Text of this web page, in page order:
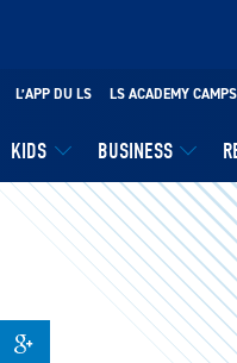
KIDS BUSINESS
L’APP DU LS LS ACADEMY CAMPS